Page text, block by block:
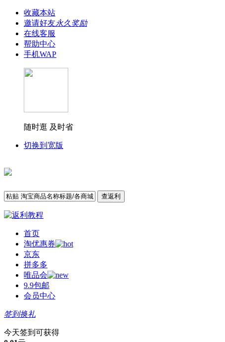
收藏本站
邀请好友永久奖励
在线客服
帮助中心
手机WAP
随时逛 及时省
切换到宽版
查返利
首页
淘优惠券
京东
拼多多
唯品会
9.9包邮
会员中心
签到换礼
今天签到可获得